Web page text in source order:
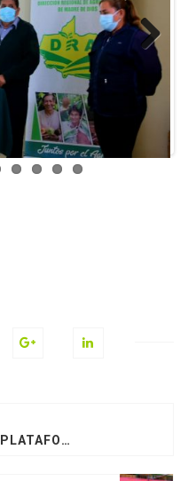
Next
UNA MODERNA PLATAFORMA DE VENTAS DE ALIMENTOS FUE INAUGURADA EN EL CAMPO FERIAL.